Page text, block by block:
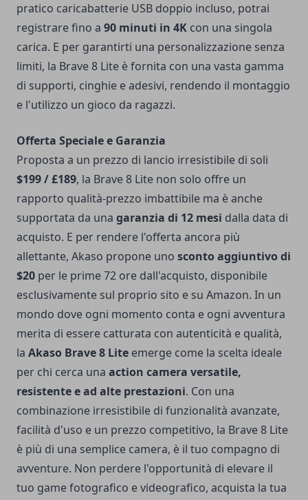
pratico caricabatterie USB doppio incluso, potrai
registrare fino a 90 minuti in 4K con una singola
carica. E per garantirti una personalizzazione senza
limiti, la Brave 8 Lite è fornita con una vasta gamma
di supporti, cinghie e adesivi, rendendo il montaggio
e l'utilizzo un gioco da ragazzi.
Offerta Speciale e Garanzia
Proposta a un prezzo di lancio irresistibile di soli
$199 / £189, la Brave 8 Lite non solo offre un
rapporto qualità-prezzo imbattibile ma è anche
supportata da una garanzia di 12 mesi dalla data di
acquisto. E per rendere l'offerta ancora più
allettante, Akaso propone uno sconto aggiuntivo di
$20 per le prime 72 ore dall'acquisto, disponibile
esclusivamente sul proprio sito e su Amazon. In un
mondo dove ogni momento conta e ogni avventura
merita di essere catturata con autenticità e qualità,
la Akaso Brave 8 Lite emerge come la scelta ideale
per chi cerca una action camera versatile,
resistente e ad alte prestazioni. Con una
combinazione irresistibile di funzionalità avanzate,
facilità d'uso e un prezzo competitivo, la Brave 8 Lite
è più di una semplice camera, è il tuo compagno di
avventure. Non perdere l'opportunità di elevare il
tuo game fotografico e videografico, acquista la tua